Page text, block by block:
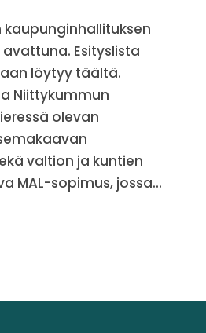
kaupunginhallituksen
Esityslista
löytyy täältä.
Niittykummun
olevan
valtion ja kuntien
MAL-sopimus, jossa...